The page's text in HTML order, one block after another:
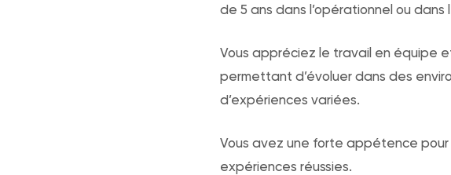
de 5 ans dans l’opérationnel ou dans
Vous appréciez le travail en équipe
permettant d’évoluer dans des
d’expériences variées.
Vous avez une forte appétence pour
expériences réussies.